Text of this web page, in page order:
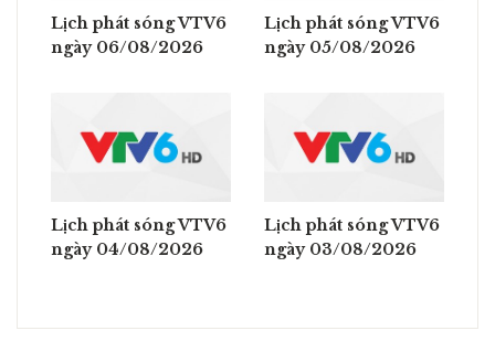
Lịch phát sóng VTV6
ngày 06/08/2026
Lịch phát sóng VTV6
ngày 05/08/2026
Lịch phát sóng VTV6
ngày 04/08/2026
Lịch phát sóng VTV6
ngày 03/08/2026